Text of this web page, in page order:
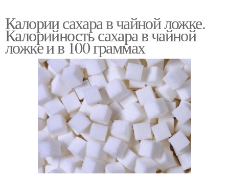
Калории сахара в чайной ложке.
Калорийность сахара в чайной
ложке и в 100 граммах